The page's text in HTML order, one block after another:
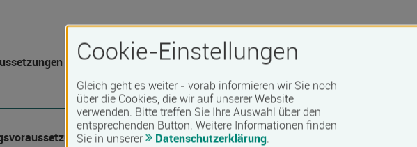
Cookie-Einstellungen
Gleich geht es weiter - vorab informieren wir Sie noch
über die Cookies, die wir auf unserer Website
verwenden. Bitte treffen Sie Ihre Auswahl über den
entsprechenden Button. Weitere Informationen finden
Sie in unserer
Datenschutzerklärung.